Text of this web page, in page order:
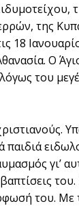
της
18
Ο
του
παιδιά
γι’
του. Με